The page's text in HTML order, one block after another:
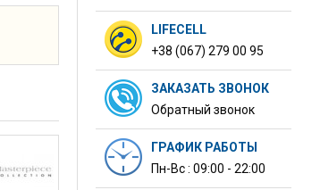
LIFECELL
+38 (067) 279 00 95
ЗАКАЗАТЬ ЗВОНОК
Обратный звонок
ГРАФИК РАБОТЫ
Пн-Вс : 09:00 - 22:00